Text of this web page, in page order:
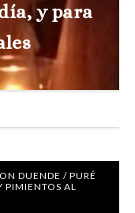
y para
DUENDE / PURÉ
PIMIENTOS AL